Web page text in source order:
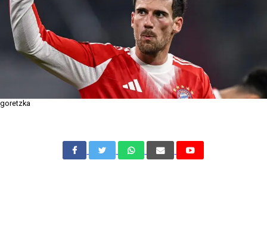
goretzka